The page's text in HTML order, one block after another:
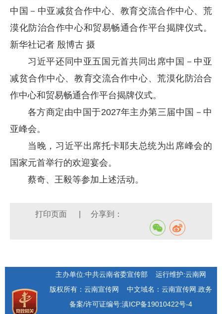
中国 － 中亚减贫合作中心、教育交流合作中心、荒
漠化防治合作中心和贸易畅通合作平台揭牌仪式。
新华社记者 殷博古 摄
习近平还同中亚五国元首共同出席中国 － 中亚
减贫合作中心、教育交流合作中心、荒漠化防治合
作中心和贸易畅通合作平台揭牌仪式。
各方商定由中国于2027年主办第三届中国 － 中
亚峰会。
当晚，习近平出席托卡耶夫总统为出席峰会的
国家元首举行的欢迎宴会。
蔡奇、王毅等参加上述活动。
打印页面 分享到：
主办单位:中共云南省委宣传部
运行维护:云南网
版权所有：云南宣传网
中文域名：云南宣传网.政务
备案/许可证编号:滇ICP备19010422号-4